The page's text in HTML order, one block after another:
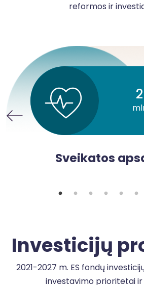
reformos ir
Sveikatos
Investicijų
2021-2027 m. ES fondų
investavimo prioritetai ir